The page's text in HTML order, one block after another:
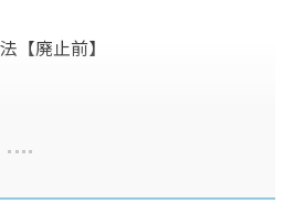
【廃止前】